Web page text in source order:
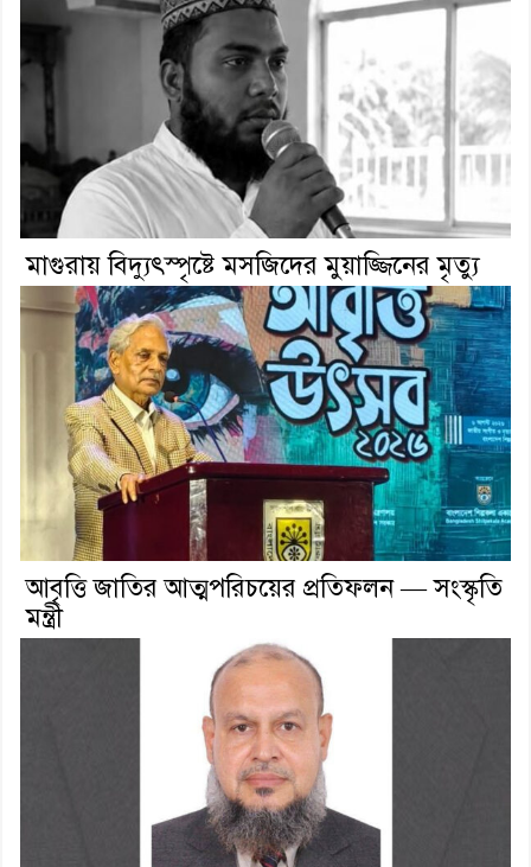
মাগুরায় বিদ্যুৎস্পৃষ্টে মসজিদের মুয়াজ্জিনের মৃত্যু
আবৃত্তি জাতির আত্মপরিচয়ের প্রতিফলন — সংস্কৃতি
মন্ত্রী